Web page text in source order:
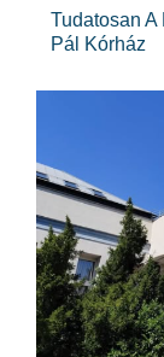
Tudatosan A
Pál Kórház